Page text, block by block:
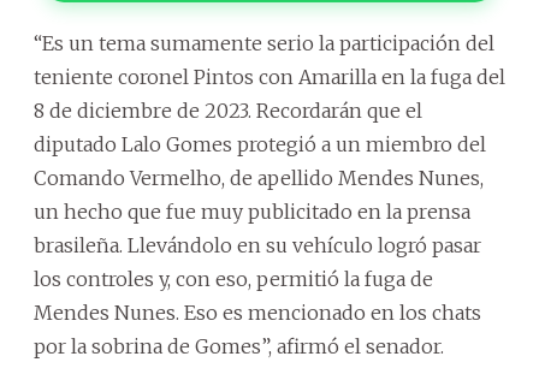
“Es un tema sumamente serio la participación del
teniente coronel Pintos con Amarilla en la fuga del
8 de diciembre de 2023. Recordarán que el
diputado Lalo Gomes protegió a un miembro del
Comando Vermelho, de apellido Mendes Nunes,
un hecho que fue muy publicitado en la prensa
brasileña. Llevándolo en su vehículo logró pasar
los controles y, con eso, permitió la fuga de
Mendes Nunes. Eso es mencionado en los chats
por la sobrina de Gomes”, afirmó el senador.